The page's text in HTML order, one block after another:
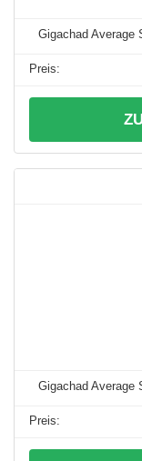
Gigachad Average
Gigachad Average